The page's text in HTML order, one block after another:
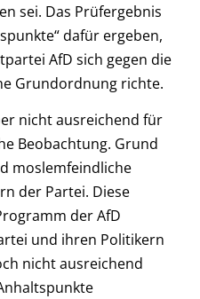
sei. Das Prüfergebnis
dafür ergeben,
AfD sich gegen die
Grundordnung richte.
nicht ausreichend für
Beobachtung. Grund
moslemfeindliche
der Partei. Diese
der AfD
und ihren Politikern
nicht ausreichend